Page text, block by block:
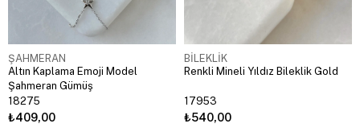
ŞAHMERAN
Altın Kaplama Emoji Model
Şahmeran Gümüş
18275
₺409,00
BİLEKLİK
Renkli Mineli Yıldız Bileklik Gold
17953
₺540,00